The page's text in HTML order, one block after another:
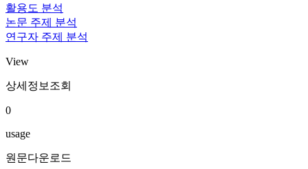
활용도 분석
논문 주제 분석
연구자 주제 분석
View
상세정보조회
0
usage
원문다운로드